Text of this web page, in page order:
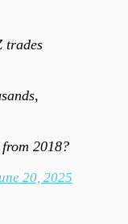
trades
from 2018?
20, 2025